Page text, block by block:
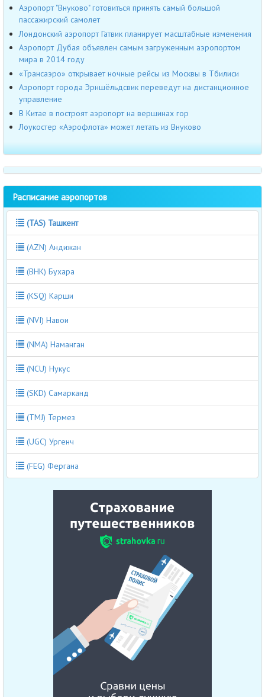
Аэропорт "Внуково" готовиться принять самый большой
пассажирский самолет
Лондонский аэропорт Гатвик планирует масштабные изменения
Аэропорт Дубая объявлен самым загруженным аэропортом
мира в 2014 году
«Трансаэро» открывает ночные рейсы из Москвы в Тбилиси
Аэропорт города Эрншёльдсвик переведут на дистанционное
управление
В Китае в построят аэропорт на вершинах гор
Лоукостер «Аэрофлота» может летать из Внуково
Расписание аэропортов
(TAS) Ташкент
(AZN) Андижан
(BHK) Бухара
(KSQ) Карши
(NVI) Навои
(NMA) Наманган
(NCU) Нукус
(SKD) Самарканд
(TMJ) Термез
(UGC) Ургенч
(FEG) Фергана